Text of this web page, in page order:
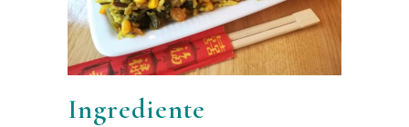
Ingrediente